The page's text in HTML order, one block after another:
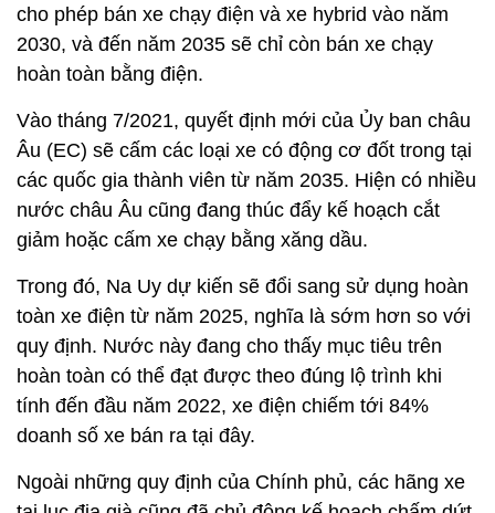
cho phép bán xe chạy điện và xe hybrid vào năm
2030, và đến năm 2035 sẽ chỉ còn bán xe chạy
hoàn toàn bằng điện.
Vào tháng 7/2021, quyết định mới của Ủy ban châu
Âu (EC) sẽ cấm các loại xe có động cơ đốt trong tại
các quốc gia thành viên từ năm 2035. Hiện có nhiều
nước châu Âu cũng đang thúc đẩy kế hoạch cắt
giảm hoặc cấm xe chạy bằng xăng dầu.
Trong đó, Na Uy dự kiến sẽ đổi sang sử dụng hoàn
toàn xe điện từ năm 2025, nghĩa là sớm hơn so với
quy định. Nước này đang cho thấy mục tiêu trên
hoàn toàn có thể đạt được theo đúng lộ trình khi
tính đến đầu năm 2022, xe điện chiếm tới 84%
doanh số xe bán ra tại đây.
Ngoài những quy định của Chính phủ, các hãng xe